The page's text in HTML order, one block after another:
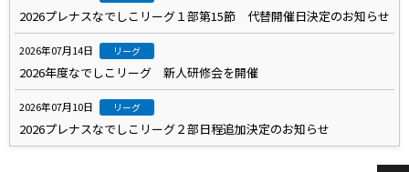
2026プレナスなでしこリーグ１部第15節 代替開催日決定のお知らせ
2026年07月14日 リーグ
2026年度なでしこリーグ 新人研修会を開催
2026年07月10日 リーグ
2026プレナスなでしこリーグ２部日程追加決定のお知らせ